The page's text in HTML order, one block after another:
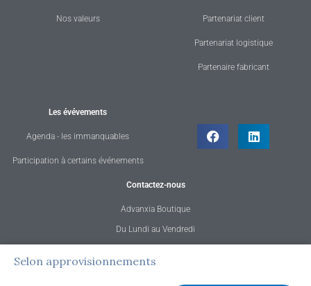
Nos valeurs Partenariat client
Partenariat logistique
Partenaire fabricant
Les évévements
Agenda - les immanquables
Participation à certains événements
Contactez-nous
Advanxia Boutique
Du Lundi au Vendredi
Selon approvisionnements